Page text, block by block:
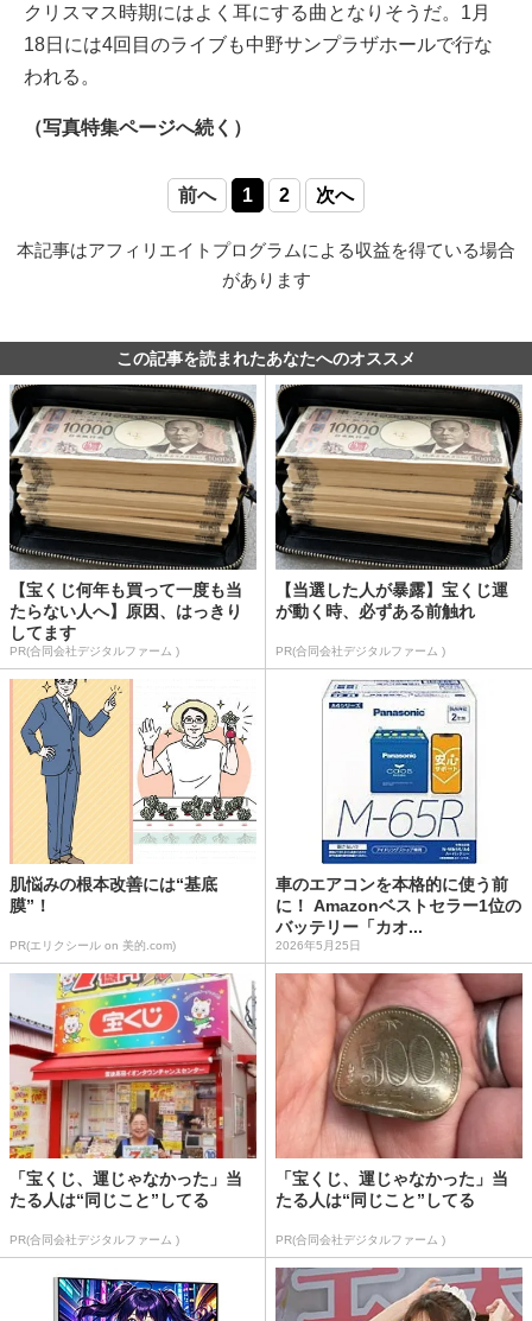
クリスマス時期にはよく耳にする曲となりそうだ。1月
18日には4回目のライブも中野サンプラザホールで行な
われる。
（写真特集ページへ続く）
前へ 1 2 次へ
本記事はアフィリエイトプログラムによる収益を得ている場合
があります
この記事を読まれたあなたへのオススメ
【宝くじ何年も買って一度も当
たらない人へ】原因、はっきり
してます
PR(合同会社デジタルファーム )
【当選した人が暴露】宝くじ運
が動く時、必ずある前触れ
PR(合同会社デジタルファーム )
肌悩みの根本改善には“基底
膜”！
PR(エリクシール on 美的.com)
車のエアコンを本格的に使う前
に！ Amazonベストセラー1位の
バッテリー「カオ...
2026年5月25日
「宝くじ、運じゃなかった」当
たる人は“同じこと”してる
PR(合同会社デジタルファーム )
「宝くじ、運じゃなかった」当
たる人は“同じこと”してる
PR(合同会社デジタルファーム )